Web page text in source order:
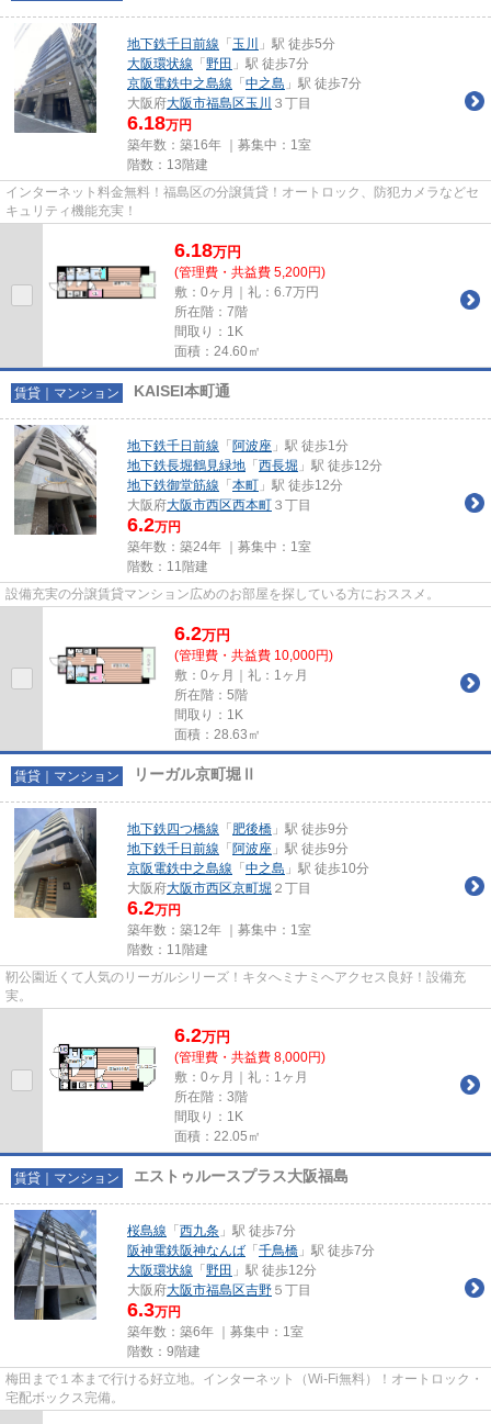
地下鉄千日前線 「 玉川
」駅 徒歩5分
大阪環状線 「 野田 」駅 徒歩7分
京阪電鉄中之島線 「 中之島 」駅 徒歩7分
大阪府大阪市福島区玉川 ３丁目
6.18万円
築年数：築16年 ｜募集中： 1室
階数：13階建
インターネット料金無料！福島区の分譲賃貸！オートロック、防犯カメラなどセ
キュリティ機能充実！
6.18万円
(管理費・共益費 5,200円)
敷：0ヶ月｜礼：6.7万円
所在階：7階
間取り：1K
面積：24.60㎡
賃貸｜マンション KAISEI本町通
地下鉄千日前線 「 阿波座 」駅 徒歩1分
地下鉄長堀鶴見緑地 「 西長堀 」駅 徒歩12分
地下鉄御堂筋線 「 本町 」駅 徒歩12分
大阪府大阪市西区西本町 ３丁目
6.2万円
築年数：築24年 ｜募集中： 1室
階数：11階建
設備充実の分譲賃貸マンション広めのお部屋を探している方におススメ。
6.2万円
(管理費・共益費 10,000円)
敷：0ヶ月｜礼：1ヶ月
所在階：5階
間取り：1K
面積：28.63㎡
賃貸｜マンション リーガル京町堀Ⅱ
地下鉄四つ橋線 「 肥後橋 」駅 徒歩9分
地下鉄千日前線 「 阿波座 」駅 徒歩9分
京阪電鉄中之島線 「 中之島 」駅 徒歩10分
大阪府大阪市西区京町堀 ２丁目
6.2万円
築年数：築12年 ｜募集中： 1室
階数：11階建
靭公園近くて人気のリーガルシリーズ！キタへミナミへアクセス良好！設備充
実。
6.2万円
(管理費・共益費 8,000円)
敷：0ヶ月｜礼：1ヶ月
所在階：3階
間取り：1K
面積：22.05㎡
賃貸｜マンション エストゥルースプラス大阪福島
桜島線 「 西九条 」駅 徒歩7分
阪神電鉄阪神なんば 「 千鳥橋 」駅 徒歩7分
大阪環状線 「 野田 」駅 徒歩12分
大阪府大阪市福島区吉野 ５丁目
6.3万円
築年数：築6年 ｜募集中： 1室
階数：9階建
梅田まで１本まで行ける好立地。インターネット（Wi-Fi無料）！オートロック・
宅配ボックス完備。